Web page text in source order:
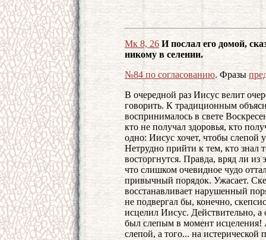
Мк 8, 26 И послал его домой,
никому в селении.
№84 по согласованию. Фразы
В очередной раз Иисус велит
говорить. К традиционным
воспринималось в свете
кто не получал здоровья, кто
одно: Иисус хочет, чтобы слепой
Нетрудно прийти к тем, кто знал
восторгнутся. Правда, вряд ли из
что слишком очевидное чудо
привычный порядок. Ужасает.
восстанавливает нарушенный
не подвергал бы, конечно,
исцелил Иисус. Действительно, а
был слепым в момент исцеления!
слепой, а того... на истерической